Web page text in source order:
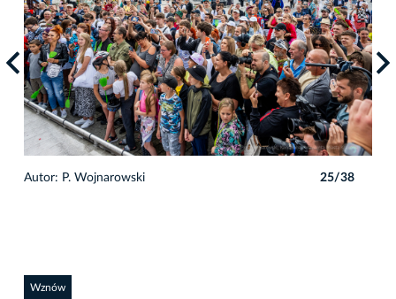
Autor: P. Wojnarowski 25/38
Wznów